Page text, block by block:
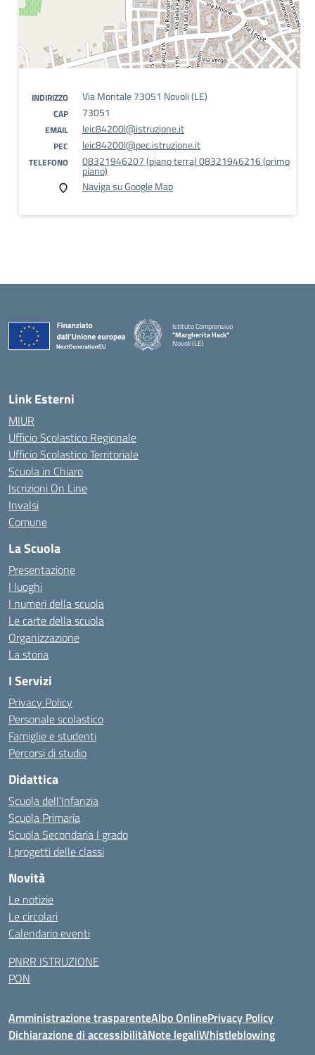
INDIRIZZO Via Montale 73051 Novoli (LE)
CAP 73051
EMAIL leic84200l@istruzione.it
PEC leic84200l@pec.istruzione.it
TELEFONO 08321946207 (piano terra) 08321946216 (primo
piano)
Naviga su Google Map
Istituto Comprensivo
"Margherita Hack"
Novoli (LE)
Link Esterni
MIUR
Ufficio Scolastico Regionale
Ufficio Scolastico Territoriale
Scuola in Chiaro
Iscrizioni On Line
Invalsi
Comune
La Scuola
Presentazione
I luoghi
I numeri della scuola
Le carte della scuola
Organizzazione
La storia
I Servizi
Privacy Policy
Personale scolastico
Famiglie e studenti
Percorsi di studio
Didattica
Scuola dell’Infanzia
Scuola Primaria
Scuola Secondaria I grado
I progetti delle classi
Novità
Le notizie
Le circolari
Calendario eventi
PNRR ISTRUZIONE
PON
Amministrazione trasparenteAlbo OnlinePrivacy Policy
Dichiarazione di accessibilitàNote legaliWhistleblowing